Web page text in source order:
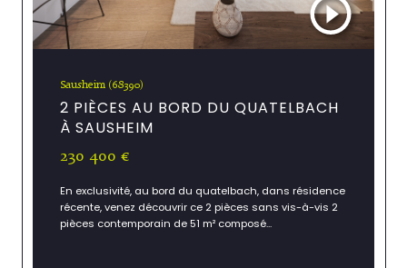
Sausheim (68390)
2 PIÈCES AU BORD DU QUATELBACH
À SAUSHEIM
230 400 €
En exclusivité, au bord du quatelbach, dans résidence
récente, venez découvrir ce 2 pièces sans vis-à-vis 2
pièces contemporain de 51 m² composé...